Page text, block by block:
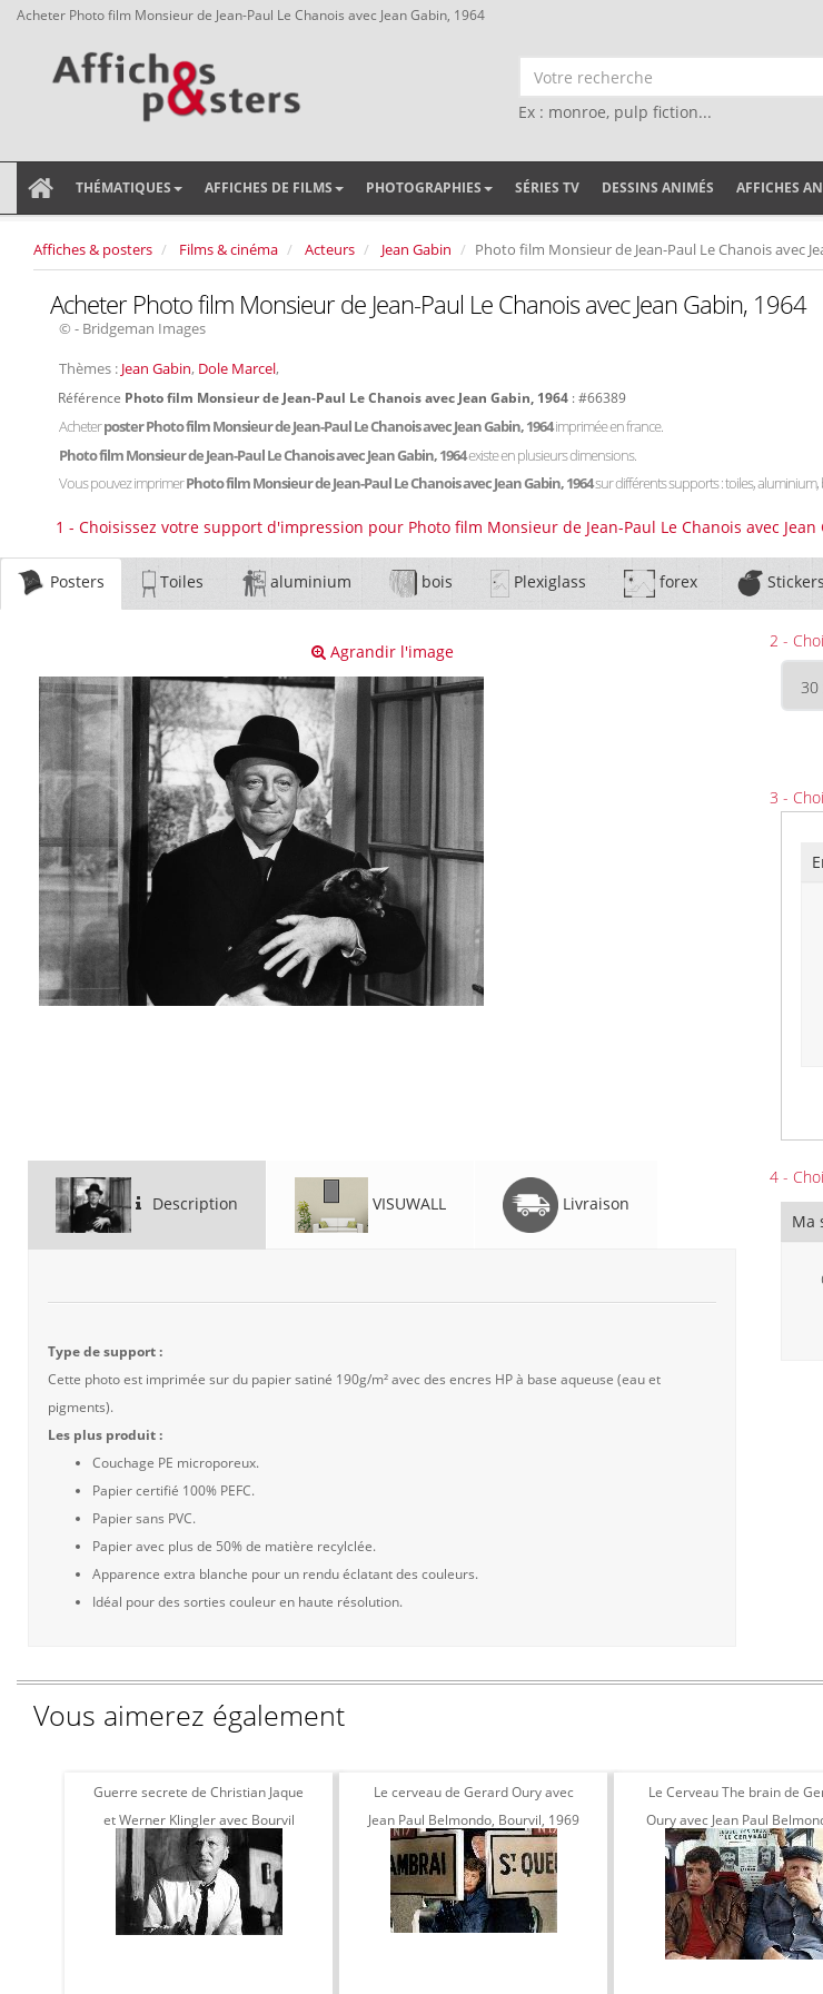
Acheter Photo film Monsieur de Jean-Paul Le Chanois avec Jean Gabin, 1964
Ex : monroe, pulp fiction...
THÉMATIQUES AFFICHES DE FILMS PHOTOGRAPHIES SÉRIES TV DESSINS ANIMÉS AFFICHES
Affiches & posters Films & cinéma Acteurs Jean Gabin Photo film Monsieur de Jean-Paul Le Chanois avec
Acheter Photo film Monsieur de Jean-Paul Le Chanois avec Jean Gabin, 1964
© - Bridgeman Images
Thèmes : Jean Gabin, Dole Marcel,
Référence Photo film Monsieur de Jean-Paul Le Chanois avec Jean Gabin, 1964 : #66389
Acheterposter Photo film Monsieur de Jean-Paul Le Chanois avec Jean Gabin, 1964imprimée en france.
Photo film Monsieur de Jean-Paul Le Chanois avec Jean Gabin, 1964existe en plusieurs dimensions.
Vous pouvez imprimerPhoto film Monsieur de Jean-Paul Le Chanois avec Jean Gabin, 1964sur différents supports : toiles, aluminium,
1 - Choisissez votre support d'impression pour Photo film Monsieur de Jean-Paul Le Chanois avec Jean
Posters Toiles aluminium bois Plexiglass forex Stickers
Agrandir l'image
Description VISUWALL Livraison
Type de support :
Cette photo est imprimée sur du papier satiné 190g/m² avec des encres HP à base aqueuse (eau et
pigments).
Les plus produit :
Couchage PE microporeux.
Papier certifié 100% PEFC.
Papier sans PVC.
Papier avec plus de 50% de matière recylclée.
Apparence extra blanche pour un rendu éclatant des couleurs.
Idéal pour des sorties couleur en haute résolution.
2 -
3 -
4 -
Ma
Vous aimerez également
Guerre secrete de Christian Jaque
et Werner Klingler avec Bourvil
1965
Le cerveau de Gerard Oury avec
Jean Paul Belmondo, Bourvil, 1969
Le Cerveau The brain de
Oury avec Jean Paul
Bourvil 1969